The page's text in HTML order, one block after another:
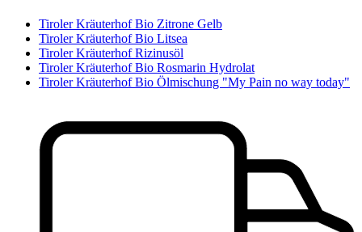
Tiroler Kräuterhof Bio Zitrone Gelb
Tiroler Kräuterhof Bio Litsea
Tiroler Kräuterhof Rizinusöl
Tiroler Kräuterhof Bio Rosmarin Hydrolat
Tiroler Kräuterhof Bio Ölmischung "My Pain no way today"